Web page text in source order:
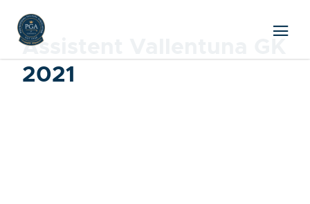
Assistent Vallentuna GK
2021